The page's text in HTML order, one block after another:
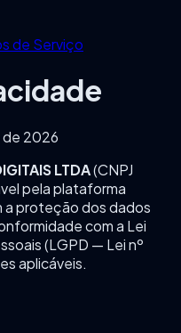
de Serviço
de 2026
LTDA(CNPJ
pela plataforma
a proteção dos dados
com a Lei
(LGPD — Lei nº
aplicáveis.